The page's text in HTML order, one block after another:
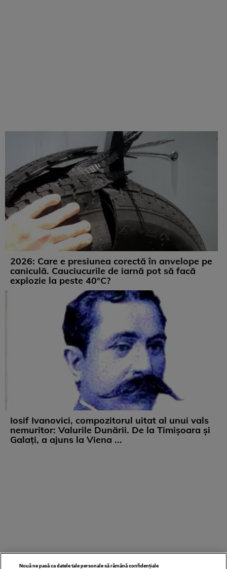
2026: Care e presiunea corectă în anvelope pe
caniculă. Cauciucurile de iarnă pot să facă
explozie la peste 40°C?
Iosif Ivanovici, compozitorul uitat al unui vals
nemuritor: Valurile Dunării. De la Timișoara și
Galați, a ajuns la Viena ...
Nouă ne pasă ca datele tale personale să rămână confidențiale